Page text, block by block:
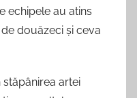
echipele au atins
douăzeci și ceva
artei